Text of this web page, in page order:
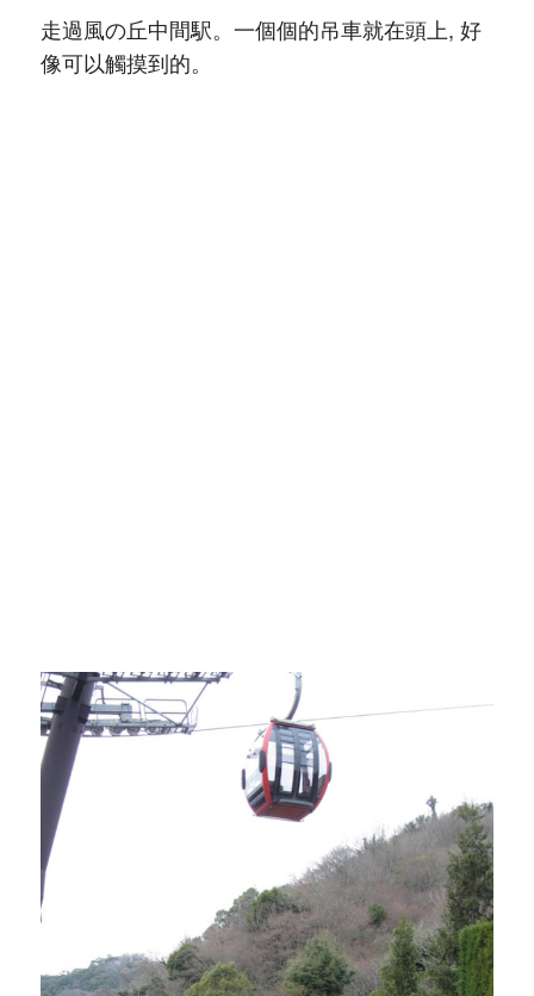
走過風の丘中間駅。一個個的吊車就在頭上, 好
像可以觸摸到的。